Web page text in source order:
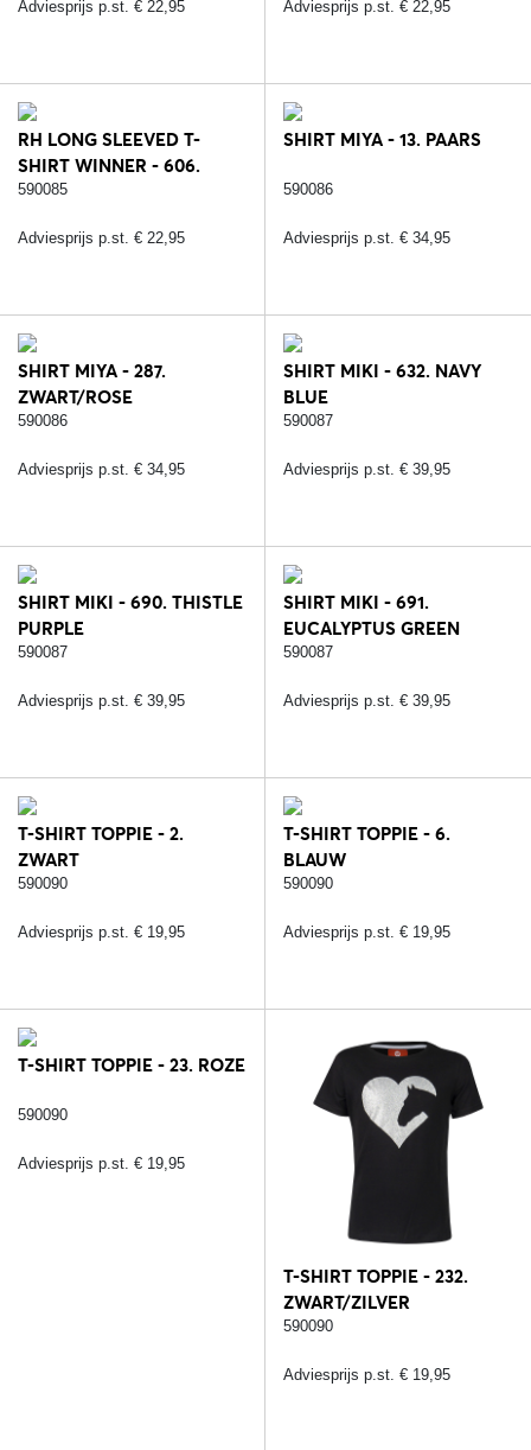
Adviesprijs p.st. € 22,95 Adviesprijs p.st. € 22,95
RH LONG SLEEVED T-
SHIRT WINNER - 606.
LIPSTICK
590085
Adviesprijs p.st. € 22,95
SHIRT MIYA - 13. PAARS
590086
Adviesprijs p.st. € 34,95
SHIRT MIYA - 287.
ZWART/ROSE
590086
Adviesprijs p.st. € 34,95
SHIRT MIKI - 632. NAVY
BLUE
590087
Adviesprijs p.st. € 39,95
SHIRT MIKI - 690. THISTLE
PURPLE
590087
Adviesprijs p.st. € 39,95
SHIRT MIKI - 691.
EUCALYPTUS GREEN
590087
Adviesprijs p.st. € 39,95
T-SHIRT TOPPIE - 2.
ZWART
590090
Adviesprijs p.st. € 19,95
T-SHIRT TOPPIE - 6.
BLAUW
590090
Adviesprijs p.st. € 19,95
T-SHIRT TOPPIE - 23. ROZE
590090
Adviesprijs p.st. € 19,95
T-SHIRT TOPPIE - 232.
ZWART/ZILVER
590090
Adviesprijs p.st. € 19,95